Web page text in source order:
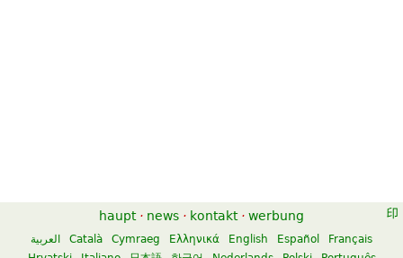
haupt · news · kontakt · werbung
العربية Català Cymraeg Ελληνικά English Español
Français